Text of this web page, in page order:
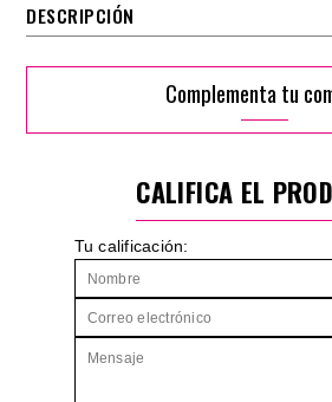
DESCRIPCIÓN
Complementa tu
CALIFICA EL
Tu calificación: